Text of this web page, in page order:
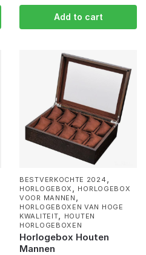
Add to cart
BESTVERKOCHTE 2024
HORLOGEBOX
HORLOGEBOX
VOOR MANNEN
HORLOGEBOXEN VAN HOGE
KWALITEIT
HOUTEN
HORLOGEBOXEN
Horlogebox Houten
Mannen